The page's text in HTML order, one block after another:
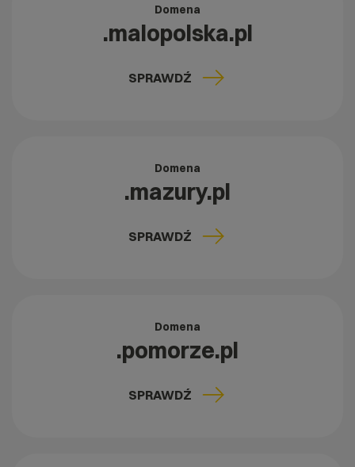
Domena
.malopolska.pl
SPRAWDŹ
Domena
.mazury.pl
SPRAWDŹ
Domena
.pomorze.pl
SPRAWDŹ